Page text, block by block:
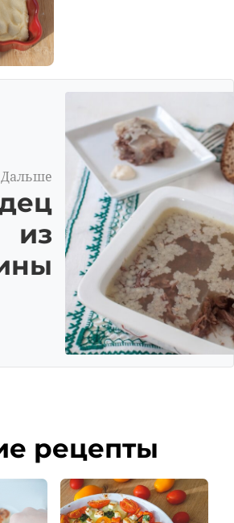
Дальше
из
рецепты